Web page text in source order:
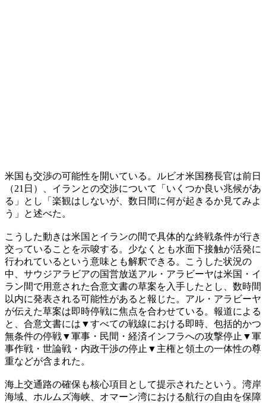
米国も交渉の可能性を開いている。ルビオ米国務長官は前日
（21日）、イランとの交渉について「いくつか良い兆候があ
る」とし「楽観はしないが、数日間に何が起きるか見てみよ
う」と述べた。
こうした動きは米国とイランの間で具体的な終戦条件が行き
交っていることを示唆する。少なくとも水面下接触が活発に
行われているという意味とも解釈できる。こうした状況の
中、サウジアラビアの国営放送アル・アラビーヤは米国・イ
ラン間で用意された合意文書の草案を入手したとし、数時間
以内に発表される可能性があると報じた。アル・アラビーヤ
が伝えた草案は即時停戦に焦点を合わせている。報道による
と、合意文書には▼すべての戦線における即時、包括的かつ
無条件の停戦▼軍事・民間・経済インフラへの攻撃停止▼軍
事作戦・世論戦・内政干渉の停止▼主権と領土の一体性の尊
重などが含まれた。
海上交通路の確保も核心項目として提示されたという。湾岸
海域、ホルムズ海峡、オマーン湾における航行の自由を保障